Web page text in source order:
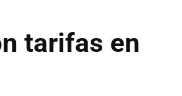
tarifas en